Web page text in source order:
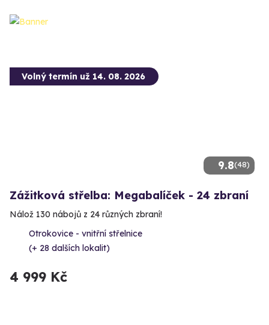
9.8(48)
Volný termín už 14. 08. 2026
Zážitková střelba: Megabalíček - 24 zbraní
Nálož 130 nábojů z 24 různých zbraní!
Otrokovice - vnitřní střelnice
(+ 28 dalších lokalit)
4 999 Kč